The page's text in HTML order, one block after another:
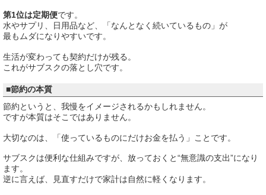
第1位は定期便です。
水やサプリ、日用品など、「なんとなく続いているもの」が
最もムダになりやすいです。
生活が変わっても契約だけが残る。
これがサブスクの落とし穴です。
■節約の本質
節約というと、我慢をイメージされるかもしれません。
ですが本質はそこではありません。
大切なのは、「使っているものにだけお金を払う」ことです。
サブスクは便利な仕組みですが、放っておくと“無意識の支出”になり
ます。
逆に言えば、見直すだけで家計は自然に軽くなります。